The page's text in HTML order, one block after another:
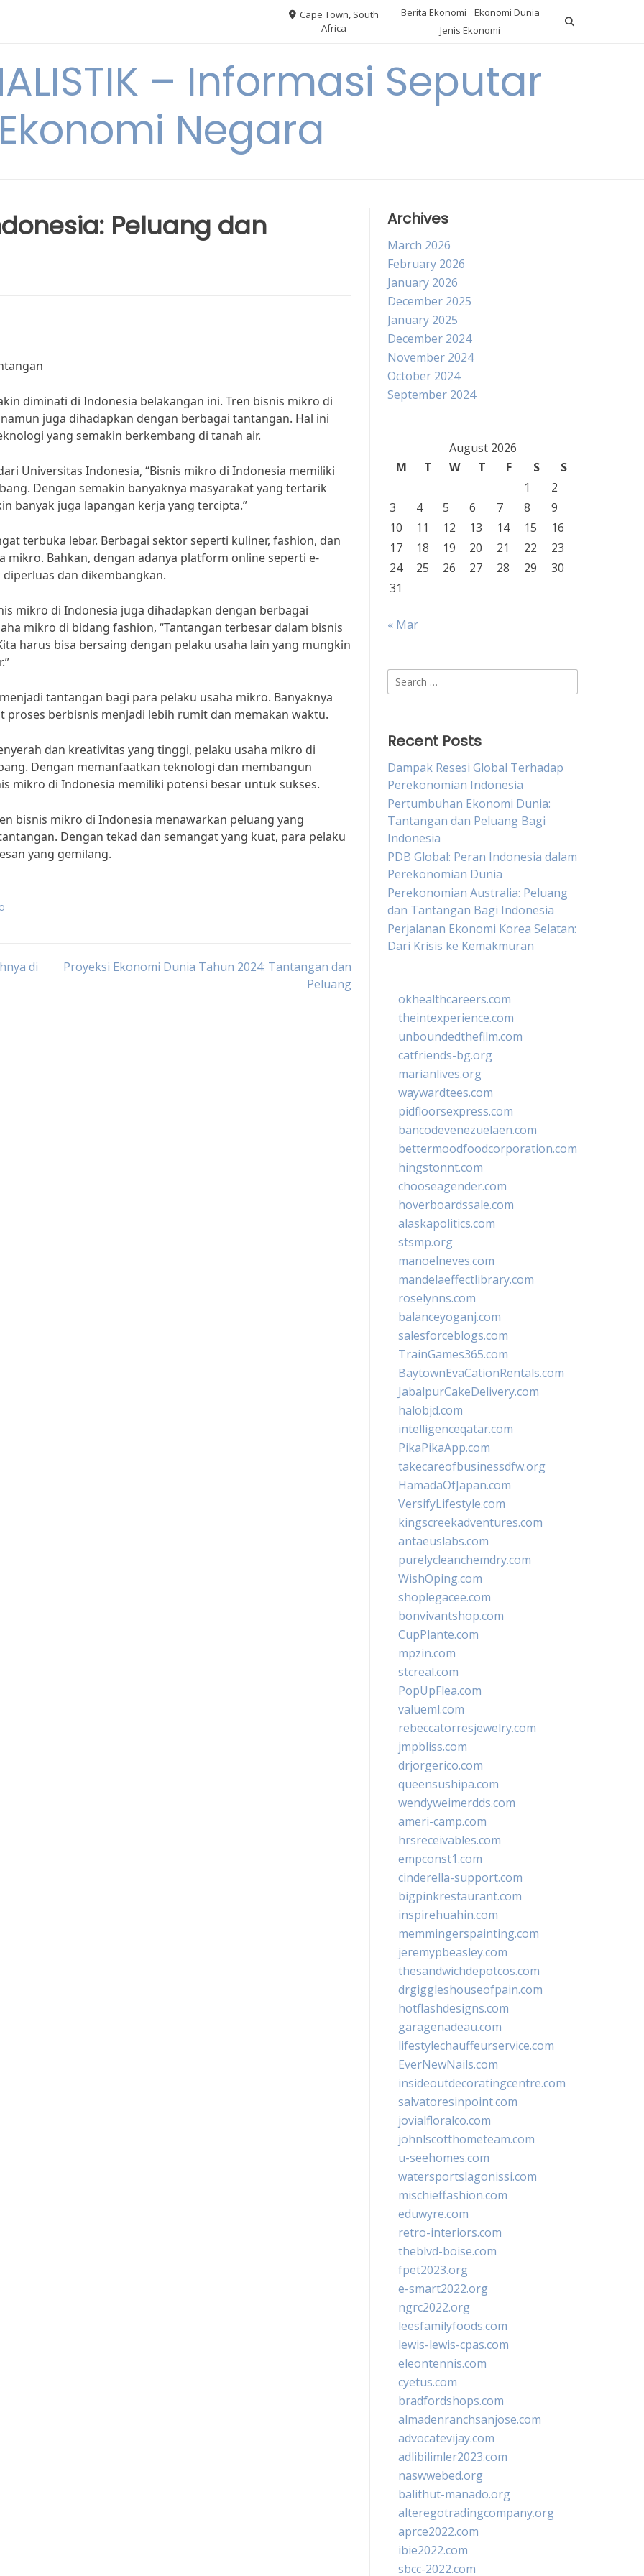
Cape Town, South
Africa
Berita Ekonomi
Ekonomi Dunia
Jenis Ekonomi
– Informasi Seputar
Ekonomi Negara
Peluang dan
diminati di Indonesia belakangan ini. Tren bisnis mikro di
juga dihadapkan dengan berbagai tantangan. Hal ini
yang semakin berkembang di tanah air.
Universitas Indonesia, “Bisnis mikro di Indonesia memiliki
Dengan semakin banyaknya masyarakat yang tertarik
banyak juga lapangan kerja yang tercipta.”
terbuka lebar. Berbagai sektor seperti kuliner, fashion, dan
mikro. Bahkan, dengan adanya platform online seperti e-
dan dikembangkan.
mikro di Indonesia juga dihadapkan dengan berbagai
mikro di bidang fashion, “Tantangan terbesar dalam bisnis
harus bisa bersaing dengan pelaku usaha lain yang mungkin
tantangan bagi para pelaku usaha mikro. Banyaknya
berbisnis menjadi lebih rumit dan memakan waktu.
dan kreativitas yang tinggi, pelaku usaha mikro di
Dengan memanfaatkan teknologi dan membangun
mikro di Indonesia memiliki potensi besar untuk sukses.
bisnis mikro di Indonesia menawarkan peluang yang
Dengan tekad dan semangat yang kuat, para pelaku
yang gemilang.
di
Proyeksi Ekonomi Dunia Tahun 2024: Tantangan dan
Peluang
Archives
March 2026
February 2026
January 2026
December 2025
January 2025
December 2024
November 2024
October 2024
September 2024
August 2026
M
T W T F S
S
1
2
3
4 5 6 7 8
9
10
11 12 13 14 15
16
17
18 19 20 21 22
23
24
25 26 27 28 29
30
31
« Mar
Search
for:
Recent Posts
Dampak Resesi Global Terhadap
Perekonomian Indonesia
Pertumbuhan Ekonomi Dunia:
Tantangan dan Peluang Bagi
Indonesia
PDB Global: Peran Indonesia dalam
Perekonomian Dunia
Perekonomian Australia: Peluang
dan Tantangan Bagi Indonesia
Perjalanan Ekonomi Korea Selatan:
Dari Krisis ke Kemakmuran
okhealthcareers.com
theintexperience.com
unboundedthefilm.com
catfriends-bg.org
marianlives.org
waywardtees.com
pidfloorsexpress.com
bancodevenezuelaen.com
bettermoodfoodcorporation.com
hingstonnt.com
chooseagender.com
hoverboardssale.com
alaskapolitics.com
stsmp.org
manoelneves.com
mandelaeffectlibrary.com
roselynns.com
balanceyoganj.com
salesforceblogs.com
TrainGames365.com
BaytownEvaCationRentals.com
JabalpurCakeDelivery.com
halobjd.com
intelligenceqatar.com
PikaPikaApp.com
takecareofbusinessdfw.org
HamadaOfJapan.com
VersifyLifestyle.com
kingscreekadventures.com
antaeuslabs.com
purelycleanchemdry.com
WishOping.com
shoplegacee.com
bonvivantshop.com
CupPlante.com
mpzin.com
stcreal.com
PopUpFlea.com
valueml.com
rebeccatorresjewelry.com
jmpbliss.com
drjorgerico.com
queensushipa.com
wendyweimerdds.com
ameri-camp.com
hrsreceivables.com
empconst1.com
cinderella-support.com
bigpinkrestaurant.com
inspirehuahin.com
memmingerspainting.com
jeremypbeasley.com
thesandwichdepotcos.com
drgiggleshouseofpain.com
hotflashdesigns.com
garagenadeau.com
lifestylechauffeurservice.com
EverNewNails.com
insideoutdecoratingcentre.com
salvatoresinpoint.com
jovialfloralco.com
johnlscotthometeam.com
u-seehomes.com
watersportslagonissi.com
mischieffashion.com
eduwyre.com
retro-interiors.com
theblvd-boise.com
fpet2023.org
e-smart2022.org
ngrc2022.org
leesfamilyfoods.com
lewis-lewis-cpas.com
eleontennis.com
cyetus.com
bradfordshops.com
almadenranchsanjose.com
advocatevijay.com
adlibilimler2023.com
naswwebed.org
balithut-manado.org
alteregotradingcompany.org
aprce2022.com
ibie2022.com
sbcc-2022.com